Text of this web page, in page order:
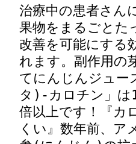
治療中の患者さん
果物をまるごとた
改善を可能にする
れます。副作用の
てにんじんジュ
タ)-カロチン」は
倍以上です！『カ
くい』数年前、ア